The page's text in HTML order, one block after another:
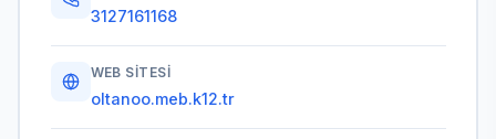
3127161168
WEB SITESI
oltanoo.meb.k12.tr